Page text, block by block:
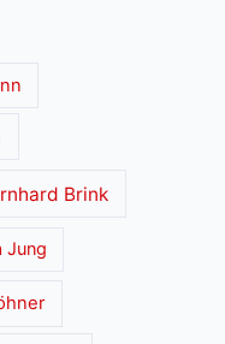
Brink
Jung